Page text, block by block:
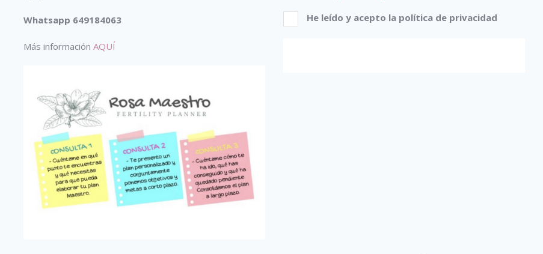
Whatsapp 649184063
Más información AQUÍ
He leído y acepto la política de privacidad